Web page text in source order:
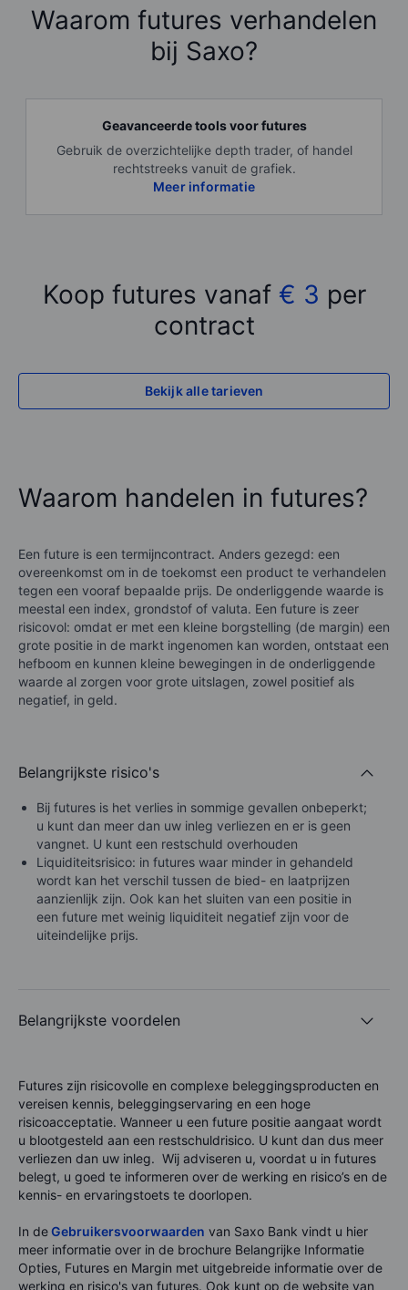
Waarom futures verhandelen
bij Saxo?
Geavanceerde tools voor futures
Gebruik de overzichtelijke depth trader, of handel
rechtstreeks vanuit de grafiek.
Meer informatie
Koop futures vanaf € 3 per
contract
Bekijk alle tarieven
Waarom handelen in futures?
Een future is een termijncontract. Anders gezegd: een
overeenkomst om in de toekomst een product te verhandelen
tegen een vooraf bepaalde prijs. De onderliggende waarde is
meestal een index, grondstof of valuta. Een future is zeer
risicovol: omdat er met een kleine borgstelling (de margin) een
grote positie in de markt ingenomen kan worden, ontstaat een
hefboom en kunnen kleine bewegingen in de onderliggende
waarde al zorgen voor grote uitslagen, zowel positief als
negatief, in geld.
Belangrijkste risico's
Bij futures is het verlies in sommige gevallen onbeperkt;
u kunt dan meer dan uw inleg verliezen en er is geen
vangnet. U kunt een restschuld overhouden
Liquiditeitsrisico: in futures waar minder in gehandeld
wordt kan het verschil tussen de bied- en laatprijzen
aanzienlijk zijn. Ook kan het sluiten van een positie in
een future met weinig liquiditeit negatief zijn voor de
uiteindelijke prijs.
Belangrijkste voordelen
Futures zijn risicovolle en complexe beleggingsproducten en
vereisen kennis, beleggingservaring en een hoge
risicoacceptatie. Wanneer u een future positie aangaat wordt
u blootgesteld aan een restschuldrisico. U kunt dan dus meer
verliezen dan uw inleg. Wij adviseren u, voordat u in futures
belegt, u goed te informeren over de werking en risico’s en de
kennis- en ervaringstoets te doorlopen.
In deGebruikersvoorwaarden van Saxo Bank vindt u hier
meer informatie over in de brochure Belangrijke Informatie
Opties, Futures en Margin met uitgebreide informatie over de
werking en risico's van futures. Ook kunt op de website van